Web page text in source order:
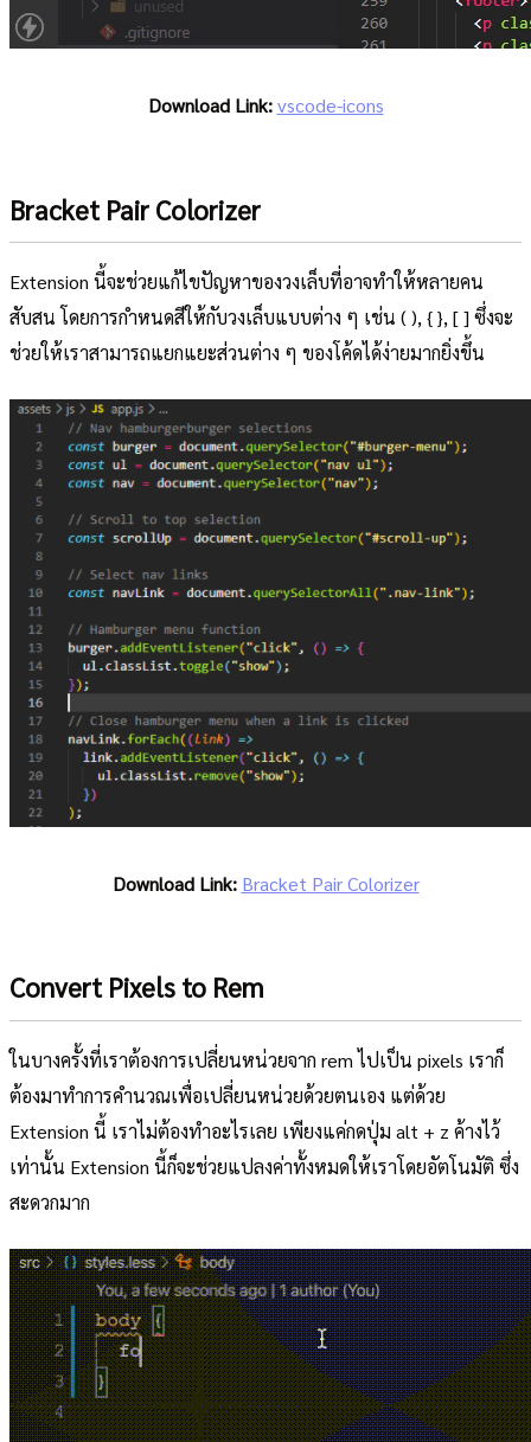
Download Link: vscode-icons
Bracket Pair Colorizer
Extension นี้จะช่วยแก้ไขปัญหาของวงเล็บที่อาจทำให้หลายคน
สับสน โดยการกำหนดสีให้กับวงเล็บแบบต่าง ๆ เช่น ( ), { }, [ ] ซึ่งจะ
ช่วยให้เราสามารถแยกแยะส่วนต่าง ๆ ของโค้ดได้ง่ายมากยิ่งขึ้น
Download Link: Bracket Pair Colorizer
Convert Pixels to Rem
ในบางครั้งที่เราต้องการเปลี่ยนหน่วยจาก rem ไปเป็น pixels เราก็
ต้องมาทำการคำนวณเพื่อเปลี่ยนหน่วยด้วยตนเอง แต่ด้วย
Extension นี้ เราไม่ต้องทำอะไรเลย เพียงแค่กดปุ่ม alt + z ค้างไว้
เท่านั้น Extension นี้ก็จะช่วยแปลงค่าทั้งหมดให้เราโดยอัตโนมัติ ซึ่ง
สะดวกมาก